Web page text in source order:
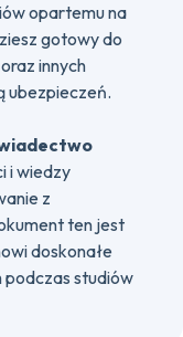
opartemu na
gotowy do
innych
ubezpieczeń.
i wiedzy
z
ten jest
doskonałe
podczas studiów